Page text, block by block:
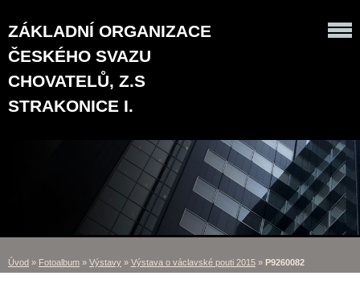
ZÁKLADNÍ ORGANIZACE
ČESKÉHO SVAZU
CHOVATELŮ, Z.S
STRAKONICE I.
Úvod » Fotoalbum » Výstavy » Výstava o václavské pouti 2015 » P9260082